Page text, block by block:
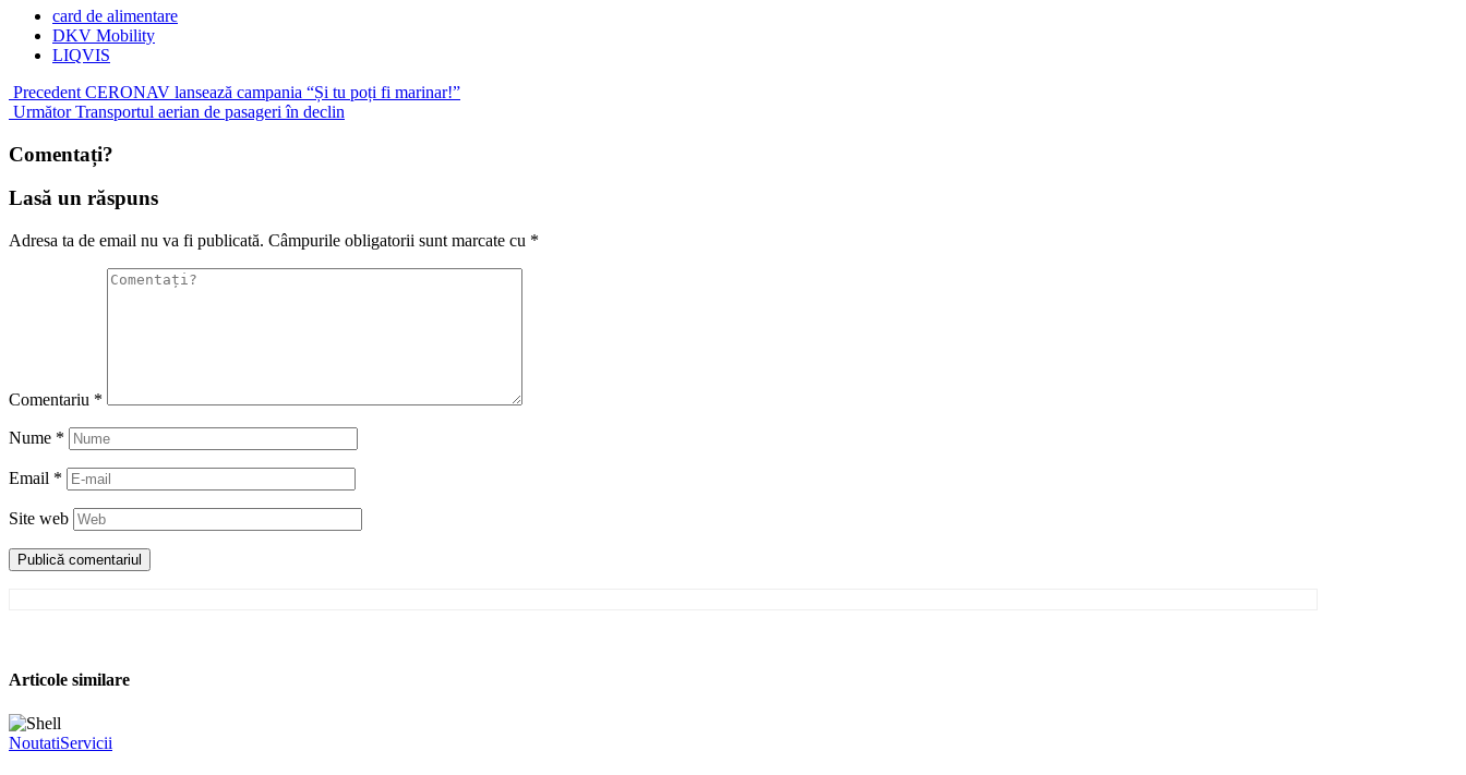
card de alimentare
DKV Mobility
LIQVIS
Precedent CERONAV lansează campania “Și tu poți fi marinar!”
Următor Transportul aerian de pasageri în declin
Comentați?
Lasă un răspuns
Adresa ta de email nu va fi publicată. Câmpurile obligatorii sunt marcate cu *
Comentariu *
Nume *
Email *
Site web
Articole similare
NoutatiServicii